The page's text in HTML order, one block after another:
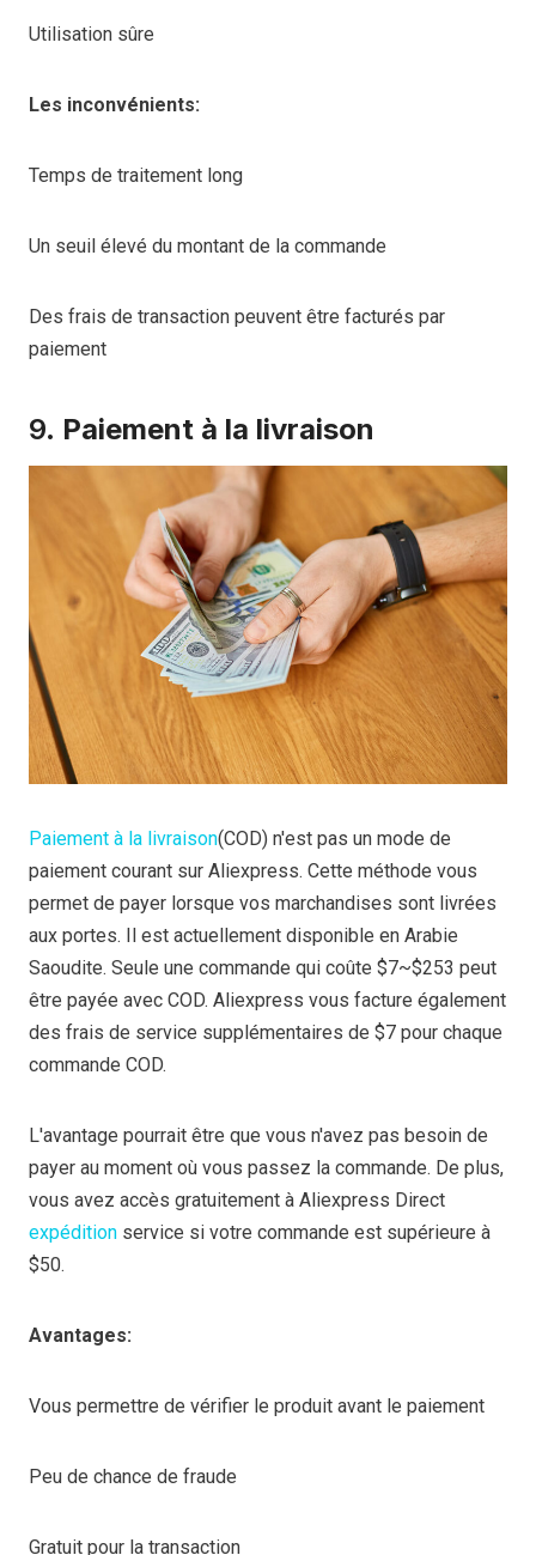
Utilisation sûre
Les inconvénients:
Temps de traitement long
Un seuil élevé du montant de la commande
Des frais de transaction peuvent être facturés par
paiement
9. Paiement à la livraison
Paiement à la livraison(COD) n'est pas un mode de
paiement courant sur Aliexpress. Cette méthode vous
permet de payer lorsque vos marchandises sont livrées
aux portes. Il est actuellement disponible en Arabie
Saoudite. Seule une commande qui coûte $7~$253 peut
être payée avec COD. Aliexpress vous facture également
des frais de service supplémentaires de $7 pour chaque
commande COD.
L'avantage pourrait être que vous n'avez pas besoin de
payer au moment où vous passez la commande. De plus,
vous avez accès gratuitement à Aliexpress Direct
expédition service si votre commande est supérieure à
$50.
Avantages:
Vous permettre de vérifier le produit avant le paiement
Peu de chance de fraude
Gratuit pour la transaction